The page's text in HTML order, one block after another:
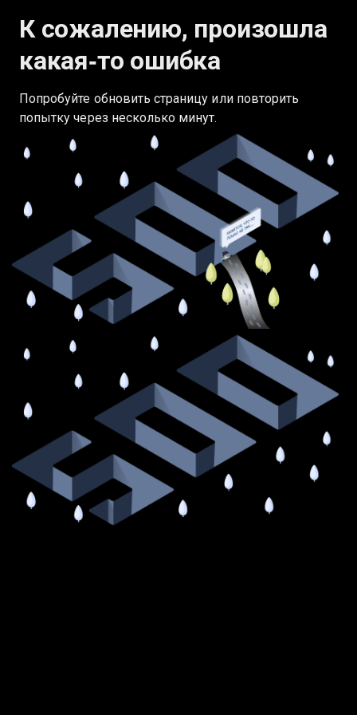
К сожалению, произошла
какая‑то ошибка
Попробуйте обновить страницу или повторить
попытку через несколько минут.